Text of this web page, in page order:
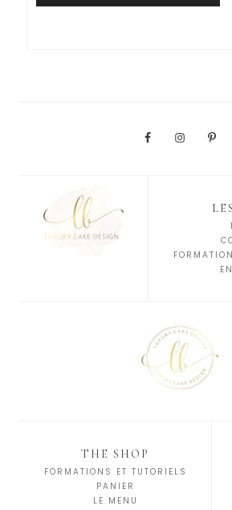
THE SHOP
FORMATIONS ET TUTORIELS
PANIER
LE MENU